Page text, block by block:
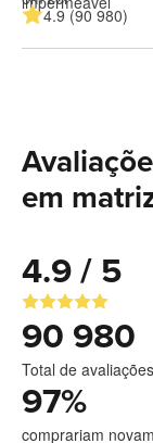
4.9 (90 980)
em
4.9 / 5
90 980
Total de avaliações
97%
comprariam